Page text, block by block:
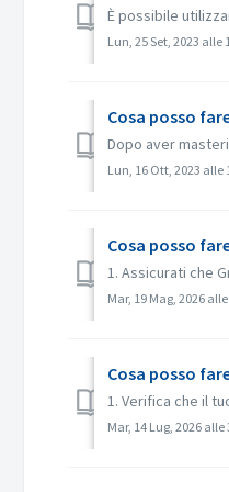
È possibile
Lun, 25 Set, 2023 alle
Cosa posso
Dopo aver
Lun, 16 Ott, 2023 alle
Cosa posso
1. Assicurati che
Mar, 19 Mag, 2026 alle
Cosa posso
1. Verifica che il
Mar, 14 Lug, 2026 alle